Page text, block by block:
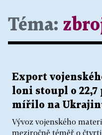
Téma:
Export
loni stoupl o 22,7
mířilo na
Vývoz vojenského
meziročně téměř o